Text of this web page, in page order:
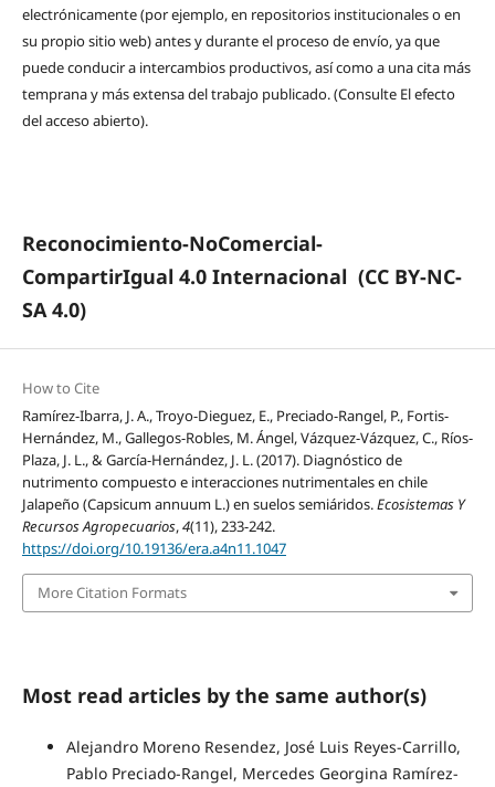
electrónicamente (por ejemplo, en repositorios institucionales o en
su propio sitio web) antes y durante el proceso de envío, ya que
puede conducir a intercambios productivos, así como a una cita más
temprana y más extensa del trabajo publicado. (Consulte El efecto
del acceso abierto).
Reconocimiento-NoComercial-
CompartirIgual 4.0 Internacional (CC BY-NC-
SA 4.0)
How to Cite
Ramírez-Ibarra, J. A., Troyo-Dieguez, E., Preciado-Rangel, P., Fortis-
Hernández, M., Gallegos-Robles, M. Ángel, Vázquez-Vázquez, C., Ríos-
Plaza, J. L., & García-Hernández, J. L. (2017). Diagnóstico de
nutrimento compuesto e interacciones nutrimentales en chile
Jalapeño (Capsicum annuum L.) en suelos semiáridos.Ecosistemas Y
Recursos Agropecuarios,4(11), 233-242.
https://doi.org/10.19136/era.a4n11.1047
More Citation Formats
Most read articles by the same author(s)
Alejandro Moreno Resendez, José Luis Reyes-Carrillo,
Pablo Preciado-Rangel, Mercedes Georgina Ramírez-